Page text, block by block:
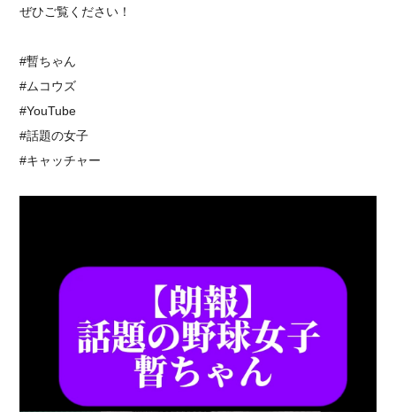
ぜひご覧ください！
#暫ちゃん
#ムコウズ
#YouTube
#話題の女子
#キャッチャー